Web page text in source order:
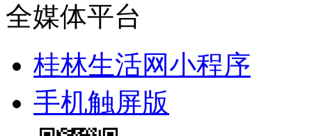
全媒体平台
桂林生活网小程序
手机触屏版